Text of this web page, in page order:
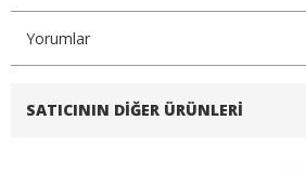
Yorumlar
SATICININ DIĞER ÜRÜNLERI